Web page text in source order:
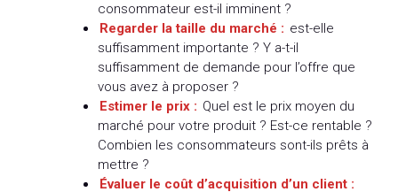
consommateur est-il imminent ?
Regarder la taille du marché : est-elle
suffisamment importante ? Y a-t-il
suffisamment de demande pour l’offre que
vous avez à proposer ?
Estimer le prix : Quel est le prix moyen du
marché pour votre produit ? Est-ce rentable ?
Combien les consommateurs sont-ils prêts à
mettre ?
Évaluer le coût d’acquisition d’un client :